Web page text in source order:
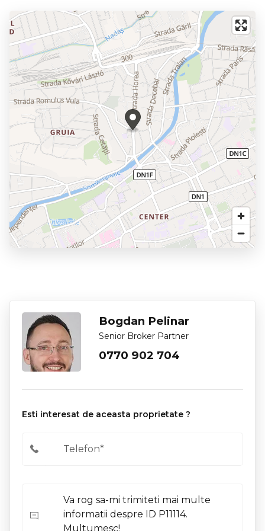
=> Modalitati de plata: Se accepta plata prin credit ipotecar
sau din surse proprii.
ID intern: P11114
Va invitam sa programati o vizionare pentru a descoperi
potentialul acestei proprietati!
Bogdan Pelinar
Senior Broker Partner
0770 902 704
Esti interesat de aceasta proprietate ?